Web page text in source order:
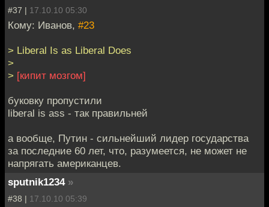
#37 | 17.10.10 05:30
Кому: Иванов, #23
> Liberal Is as Liberal Does
>
> [кипит мозгом]
буковку пропустили
liberal is ass - так правильней
а вообще, Путин - сильнейший лидер государства
за последние 60 лет, что, разумеется, не может не
напрягать американцев.
sputnik1234 »
#38 | 17.10.10 05:39